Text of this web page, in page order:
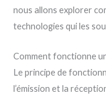
nous allons explorer
technologies qui les
Comment fonctionne
Le principe de
l’émission et la